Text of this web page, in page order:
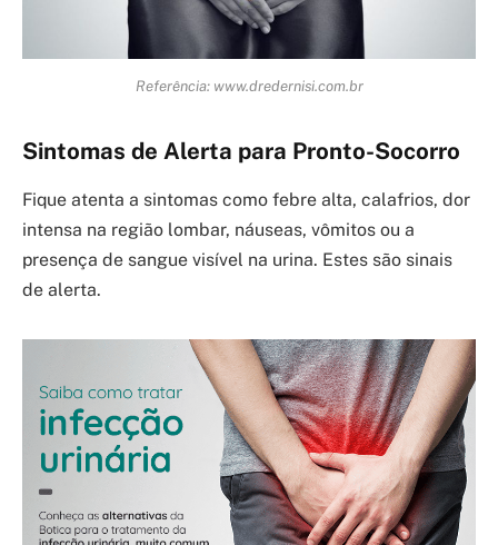
Referência: www.dredernisi.com.br
Sintomas de Alerta para Pronto-Socorro
Fique atenta a sintomas como febre alta, calafrios, dor
intensa na região lombar, náuseas, vômitos ou a
presença de sangue visível na urina. Estes são sinais
de alerta.